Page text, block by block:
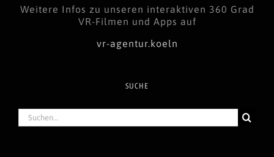
Weitere Infos zu unseren interaktiven 360 Grad
VR-Filmen und Apps auf
vr-agentur.koeln
SUCHE
Suche
nach: